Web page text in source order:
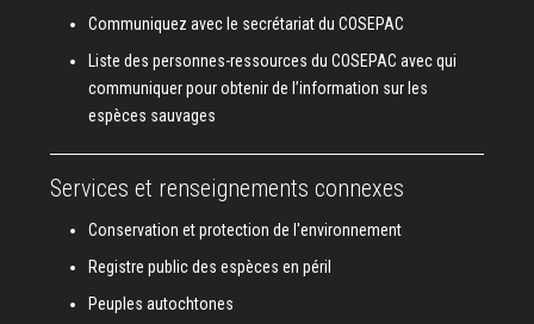
Communiquez avec le secrétariat du COSEPAC
Liste des personnes-ressources du COSEPAC avec qui
communiquer pour obtenir de l’information sur les
espèces sauvages
Services et renseignements connexes
Conservation et protection de l'environnement
Registre public des espèces en péril
Peuples autochtones